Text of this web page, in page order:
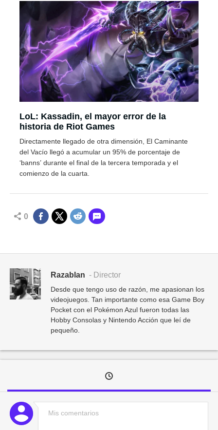
LoL: Kassadin, el mayor error de la
historia de Riot Games
Directamente llegado de otra dimensión, El Caminante
del Vacío llegó a acumular un 95% de porcentaje de
‘banns’ durante el final de la tercera temporada y el
comienzo de la cuarta.
0
Razablan - Director
Desde que tengo uso de razón, me apasionan los
videojuegos. Tan importante como esa Game Boy
Pocket con el Pokémon Azul fueron todas las
Hobby Consolas y Nintendo Acción que leí de
pequeño.